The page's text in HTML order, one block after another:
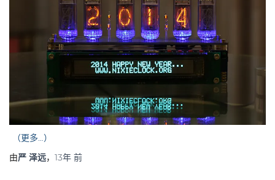
（更多…）
由严 泽远， 13年 前